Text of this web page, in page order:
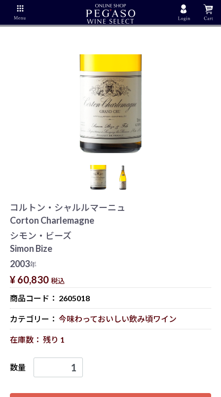
コルトン・シャルルマーニュ
Corton Charlemagne
シモン・ビーズ
Simon Bize
2003年
¥ 60,830 税込
商品コード： 2605018
カテゴリー： 今味わっておいしい飲み頃ワイン
在庫数： 残り 1
数量